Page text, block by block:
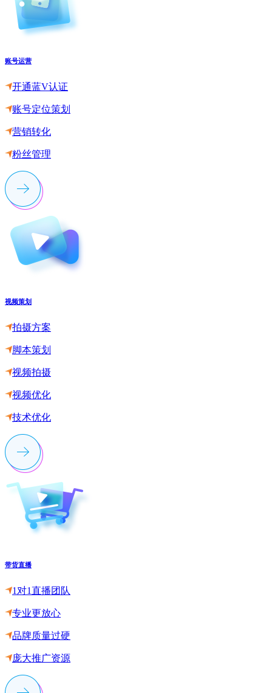
账号运营
开通蓝V认证
账号定位策划
营销转化
粉丝管理
视频策划
拍摄方案
脚本策划
视频拍摄
视频优化
技术优化
带货直播
1对1直播团队
专业更放心
品牌质量过硬
庞大推广资源